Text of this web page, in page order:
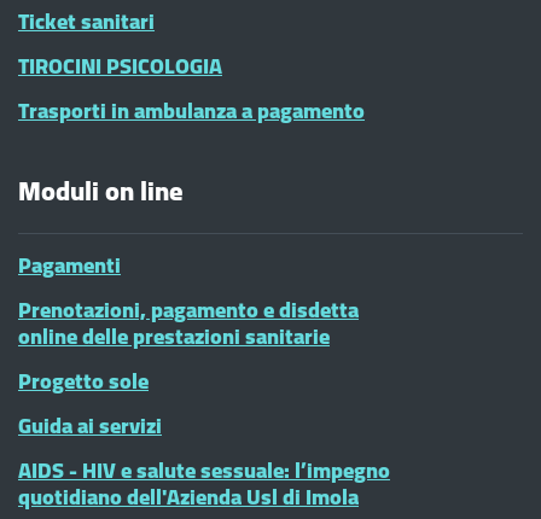
Ticket sanitari
TIROCINI PSICOLOGIA
Trasporti in ambulanza a pagamento
Moduli on line
Pagamenti
Prenotazioni, pagamento e disdetta
online delle prestazioni sanitarie
Progetto sole
Guida ai servizi
AIDS - HIV e salute sessuale: l’impegno
quotidiano dell'Azienda Usl di Imola